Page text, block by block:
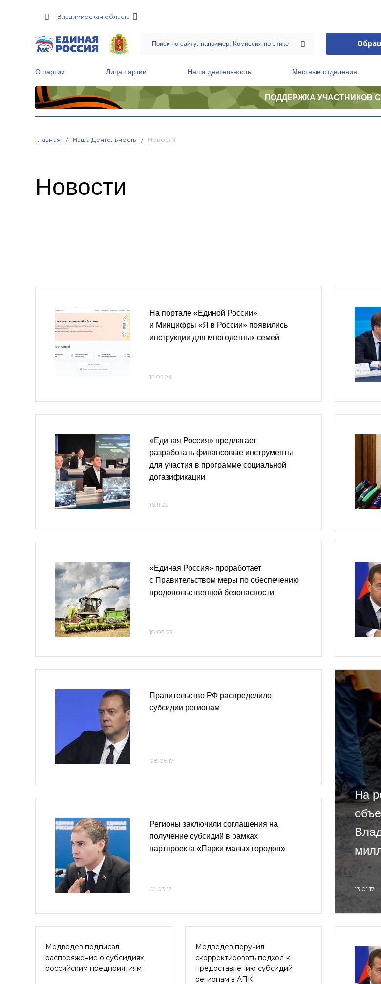
Владимирская область
О партии Лица партии Наша деятельность Местные отделения
ПОДДЕРЖКА УЧАСТНИКОВ
Главная Наша Деятельность Новости
Новости
На портале «Единой России»
и Минцифры «Я в России» появились
инструкции для многодетных семей
15.05.24
«Единая Россия» предлагает
разработать финансовые инструменты
для участия в программе социальной
догазификации
16.11.22
«Единая Россия» проработает
с Правительством меры по обеспечению
продовольственной безопасности
18.03.22
Правительство РФ распределило
субсидии регионам
08.06.17
Регионы заключили соглашения на
получение субсидий в рамках
партпроекта «Парки малых городов»
01.03.17
На
13.01.17
Медведев подписал
распоряжение о субсидиях
российским предприятиям
Медведев поручил
скорректировать подход к
предоставлению субсидий
регионам в АПК